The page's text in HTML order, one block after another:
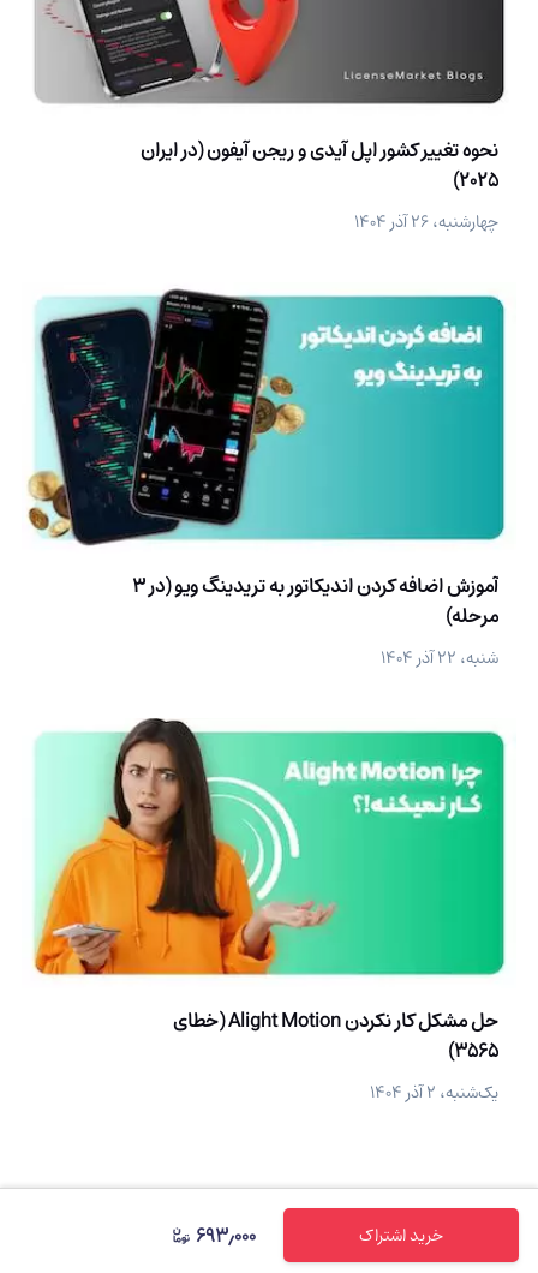
خرید اشتراک ۶۹۳٫۰۰۰
نحوه تغییر کشور اپل آیدی و ریجن آیفون (در ایران
2025)
چهارشنبه، ۲۶ آذر ۱۴۰۴
آموزش اضافه کردن اندیکاتور به تریدینگ ویو (در 3
مرحله)
شنبه، ۲۲ آذر ۱۴۰۴
حل مشکل کار نکردن Alight Motion (خطای
3565)
یک‌شنبه، ۲ آذر ۱۴۰۴